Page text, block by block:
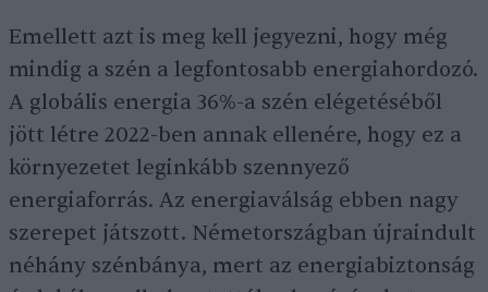
Emellett azt is meg kell jegyezni, hogy még
mindig a szén a legfontosabb energiahordozó.
A globális energia 36%-a szén elégetéséből
jött létre 2022-ben annak ellenére, hogy ez a
környezetet leginkább szennyező
energiaforrás. Az energiaválság ebben nagy
szerepet játszott. Németországban újraindult
néhány szénbánya, mert az energiabiztonság